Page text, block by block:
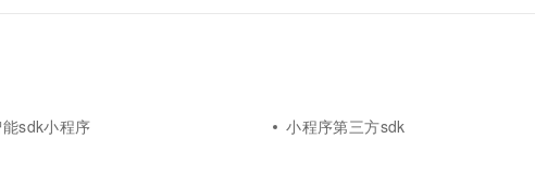
sdk小程序 小程序第三方sdk